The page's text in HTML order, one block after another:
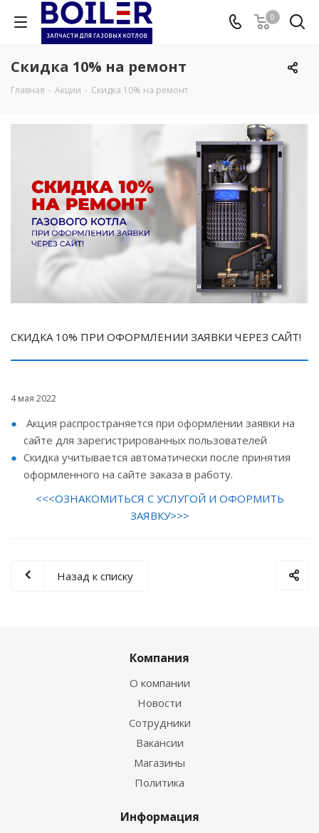
0
Скидка 10% на ремонт
Главная - Акции - Скидка 10% на ремонт
СКИДКА 10% ПРИ ОФОРМЛЕНИИ ЗАЯВКИ ЧЕРЕЗ САЙТ!
4 мая 2022
Акция распространяется при оформлении заявки на
сайте для зарегистрированных пользователей
Скидка учитывается автоматически после принятия
оформленного на сайте заказа в работу.
<<<ОЗНАКОМИТЬСЯ С УСЛУГОЙ И ОФОРМИТЬ
ЗАЯВКУ>>>
Назад к списку
Компания
О компании
Новости
Сотрудники
Вакансии
Магазины
Политика
Информация